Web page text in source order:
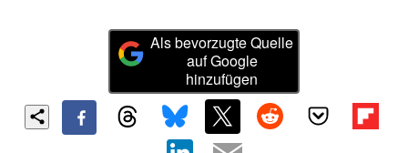
Als bevorzugte Quelle
auf Google
hinzufügen